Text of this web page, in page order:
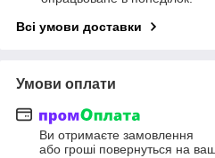
Всі умови доставки
Умови оплати
Ви отримаєте замовлення
або гроші повернуться на